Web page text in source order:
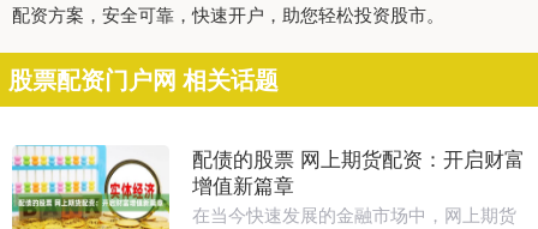
配资方案，安全可靠，快速开户，助您轻松投资股市。
股票配资门户网 相关话题
配债的股票 网上期货配资：开启财富
增值新篇章
在当今快速发展的金融市场中，网上期货